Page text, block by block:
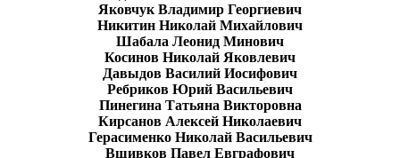
Яковчук Владимир Георгиевич
Никитин Николай Михайлович
Шабала Леонид Минович
Косинов Николай Яковлевич
Давыдов Василий Иосифович
Ребриков Юрий Васильевич
Пинегина Татьяна Викторовна
Кирсанов Алексей Николаевич
Герасименко Николай Васильевич
Вшивков Павел Евграфович